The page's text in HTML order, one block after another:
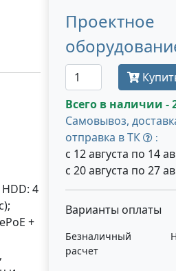
4
+
Проектное
Всего в наличии -
Самовывоз,
отправка в ТК
:
с 12 августа по 14
с 20 августа по 27
Варианты оплаты
Безналичный
расчет